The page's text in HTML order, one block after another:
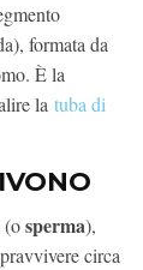
formata da
È la
la tuba di
(osperma),
circa